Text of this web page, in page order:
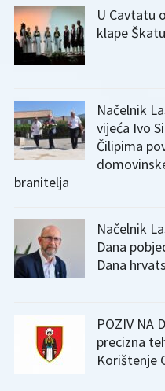
U Cavtatu
klape
Načelnik
vijeća Ivo
Čilipima
branitelja
Načelnik
Dana
Dana
POZIV NA
precizna
Korištenje